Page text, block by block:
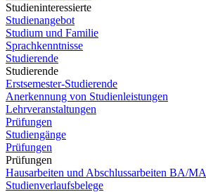
Studieninteressierte
Studienangebot
Studium und Familie
Sprachkenntnisse
Studierende
Studierende
Erstsemester-Studierende
Anerkennung von Studienleistungen
Lehrveranstaltungen
Prüfungen
Studiengänge
Prüfungen
Prüfungen
Hausarbeiten und Abschlussarbeiten BA/MA
Studienverlaufsbelege